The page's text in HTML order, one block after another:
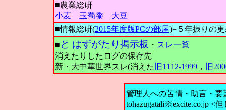
■農業総研
小麦
玉蜀黍
大豆
■情報総研(2015年度版PCの部屋)=５年振りの
■ と はずがたり掲示板 ・ スレ一覧
消えたりしたログの保存先
新・大中華世界スレ(消えた 旧1112-1999， 旧
管理人への苦情・助言・要
tohazugatali※excite.co.jp <